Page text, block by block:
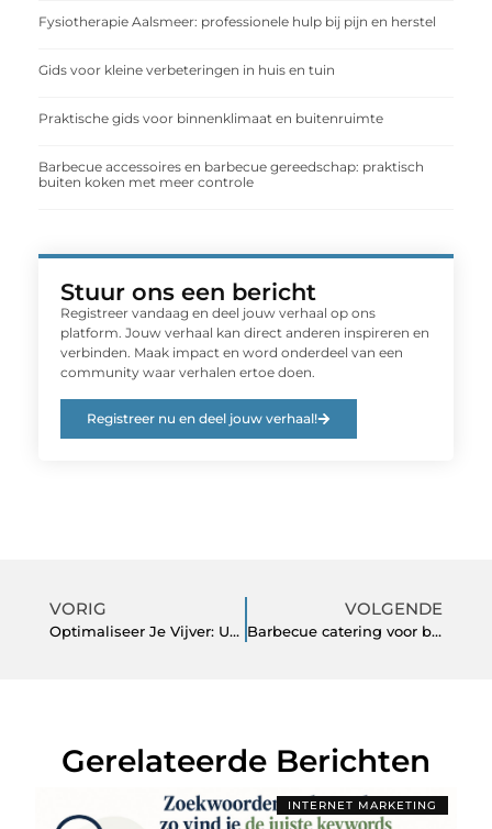
Fysiotherapie Aalsmeer: professionele hulp bij pijn en herstel
Gids voor kleine verbeteringen in huis en tuin
Praktische gids voor binnenklimaat en buitenruimte
Barbecue accessoires en barbecue gereedschap: praktisch
buiten koken met meer controle
Stuur ons een bericht
Registreer vandaag en deel jouw verhaal op ons
platform. Jouw verhaal kan direct anderen inspireren en
verbinden. Maak impact en word onderdeel van een
community waar verhalen ertoe doen.
Registreer nu en deel jouw verhaal!
VORIG
Optimaliseer Je Vijver: UV Lamp en Oase Vijverpomp in Perfecte Harmonie
VOLGENDE
Barbecue catering voor bruiloften: een unieke en smakelijke ervaring
Gerelateerde Berichten
INTERNET MARKETING